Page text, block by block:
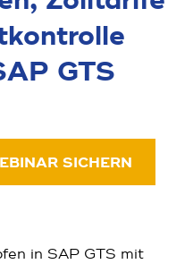
GTS
SICHERN
in SAP GTS mit